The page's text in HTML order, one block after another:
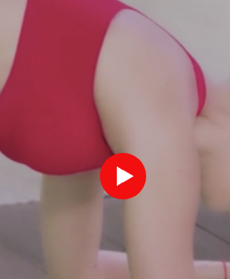
flucht
innerer
bergstille
seebrise